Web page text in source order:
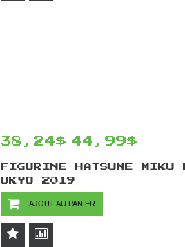
38,24$ 44,99$
FIGURINE HATSUNE MIKU
UKYO 2019
AJOUT AU PANIER